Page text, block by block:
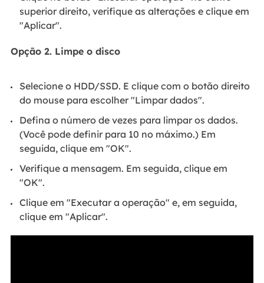
superior direito, verifique as alterações e clique em
"Aplicar".
Opção 2. Limpe o disco
Selecione o HDD/SSD. E clique com o botão direito
do mouse para escolher "Limpar dados".
Defina o número de vezes para limpar os dados.
(Você pode definir para 10 no máximo.) Em
seguida, clique em "OK".
Verifique a mensagem. Em seguida, clique em
"OK".
Clique em "Executar a operação" e, em seguida,
clique em "Aplicar".